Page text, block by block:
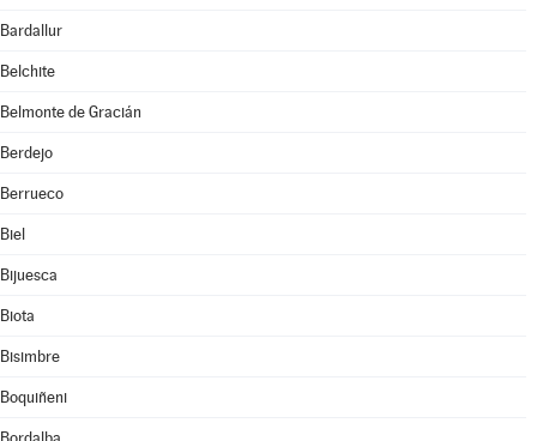
Bardallur
Belchite
Belmonte de Gracián
Berdejo
Berrueco
Biel
Bijuesca
Biota
Bisimbre
Boquiñeni